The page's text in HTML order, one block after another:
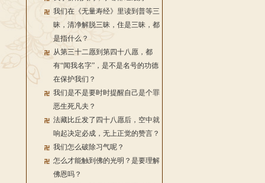
我们在《无量寿经》里读到普等三
昧，清净解脱三昧，住是三昧，都
是指什么？
从第三十二愿到第四十八愿，都
有“闻我名字”，是不是名号的功德
在保护我们？
我们是不是要时时提醒自己是个罪
恶生死凡夫？
法藏比丘发了四十八愿后，空中就
响起决定必成，无上正觉的赞言？
我们怎么破除习气呢？
怎么才能触到佛的光明？是要理解
佛恩吗？